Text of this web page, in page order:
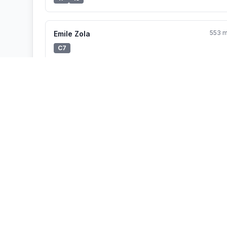
Emile Zola
553 m
C7